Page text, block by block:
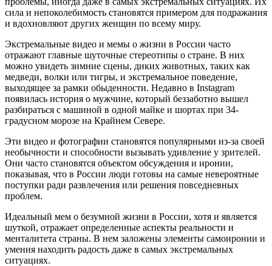
сила и непоколебимость становятся примером для подражания
и вдохновляют других женщин по всему миру.
Экстремальные видео и мемы о жизни в России часто
отражают главные шуточные стереотипы о стране. В них
можно увидеть зимние сцены, диких животных, таких как
медведи, волки или тигры, и экстремальное поведение,
выходящее за рамки обыденности. Недавно в Instagram
появилась история о мужчине, который беззаботно вышел
разбираться с машиной в одной майке и шортах при 34-
градусном морозе на Крайнем Севере.
Эти видео и фотографии становятся популярными из-за своей
необычности и способности вызывать удивление у зрителей.
Они часто становятся объектом обсуждения и иронии,
показывая, что в России люди готовы на самые невероятные
поступки ради развлечения или решения повседневных
проблем.
Идеальный мем о безумной жизни в России, хотя и является
шуткой, отражает определенные аспекты реальности и
менталитета страны. В нем заложены элементы самоиронии и
умения находить радость даже в самых экстремальных
ситуациях.